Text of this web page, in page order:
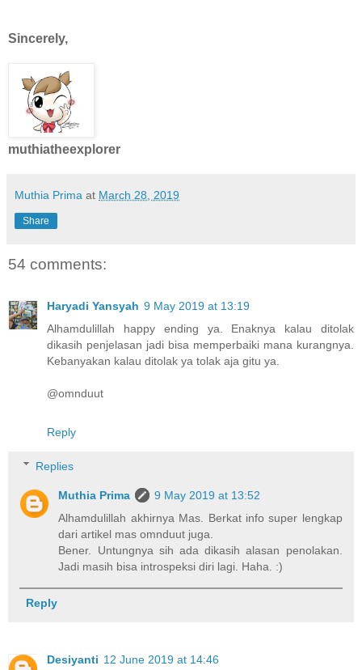
Sincerely,
muthiatheexplorer
Muthia Prima at March 28, 2019
Share
54 comments:
Haryadi Yansyah 9 May 2019 at 13:19
Alhamdulillah happy ending ya. Enaknya kalau ditolak
dikasih penjelasan jadi bisa memperbaiki mana kurangnya.
Kebanyakan kalau ditolak ya tolak aja gitu ya.
@omnduut
Reply
Replies
Muthia Prima
9 May 2019 at 13:52
Alhamdulillah akhirnya Mas. Berkat info super lengkap
dari artikel mas omnduut juga.
Bener. Untungnya sih ada dikasih alasan penolakan.
Jadi masih bisa introspeksi diri lagi. Haha. :)
Reply
Desiyanti 12 June 2019 at 14:46